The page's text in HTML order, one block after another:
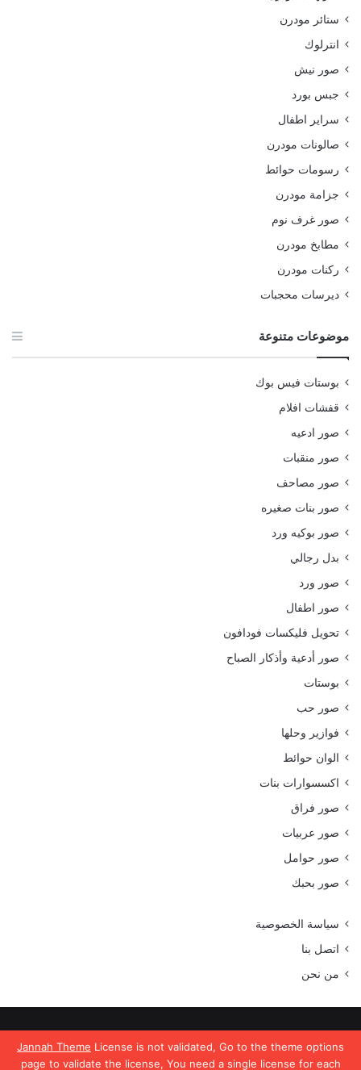
Jannah Theme License is not validated, Go to the theme options
page to validate the license, You need a single license for each
ستائر مودرن
انترلوك
صور نيش
جبس بورد
سراير اطفال
صالونات مودرن
رسومات حوائط
جزامة مودرن
صور غرف نوم
مطابخ مودرن
ركنات مودرن
ديرسات محجبات
موضوعات متنوعة
بوستات فيس بوك
قفشات افلام
صور ادعيه
صور منقبات
صور مصاحف
صور بنات صغيره
صور بوكيه ورد
بدل رجالي
صور ورد
صور اطفال
تحويل فليكسات فودافون
صور أدعية وأذكار الصباح
بوستات
صور حب
فوازير وحلها
الوان حوائط
اكسسوارات بنات
صور فراق
صور عربيات
صور حوامل
صور بحبك
سياسة الخصوصية
اتصل بنا
من نحن